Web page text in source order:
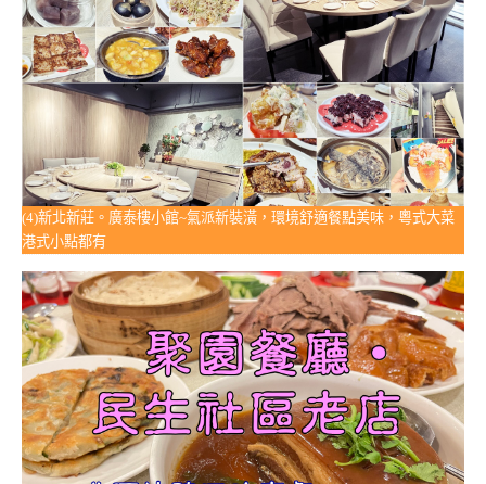
(4)新北新莊。廣泰樓小館~氣派新裝潢，環境舒適餐點美味，粵式大菜
港式小點都有